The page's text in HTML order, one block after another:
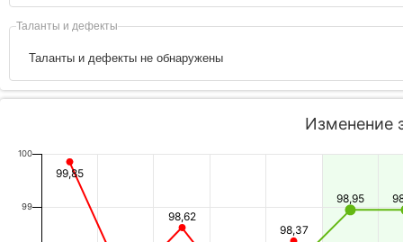
Таланты и дефекты
Таланты и дефекты не обнаружены
Изменение
98,95
99,85
98,62
98,37
99
100